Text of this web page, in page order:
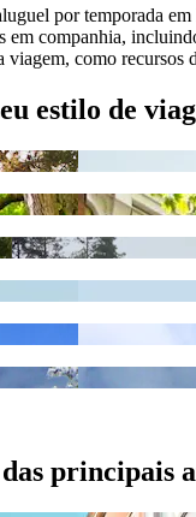
por temporada
companhia,
como recursos
estilo de
principais